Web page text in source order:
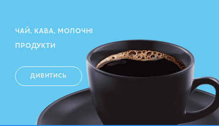
ЧАЙ, КАВА, МОЛОЧНІ
ПРОДУКТИ
ДИВИТИСЬ